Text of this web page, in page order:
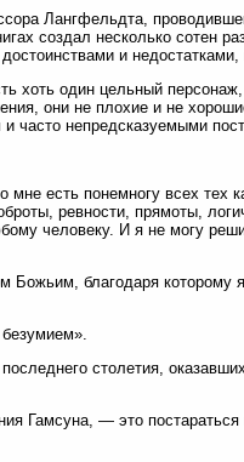
Лангфельдта,
создал несколько сотен
и
хоть один цельный
они не плохие и не
непредсказуемыми
мне есть понемногу всех
ревности, прямоты,
человеку. И я не могу
Божьим, благодаря которому
столетия,
Гамсуна, — это